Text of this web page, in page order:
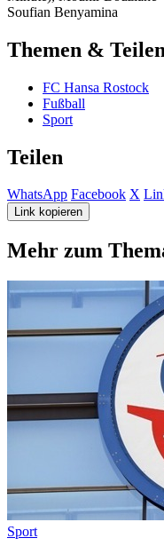
Soufian Benyamina
Themen & Teilen
FC Hansa Rostock
Fußball
Sport
Teilen
WhatsApp Facebook X
Link kopieren
Mehr zum
Sport